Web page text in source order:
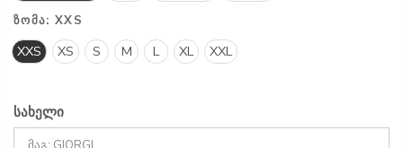
ᲖᲝᲛᲐ: XXS
XXS XS S M L XL XXL
სახელი